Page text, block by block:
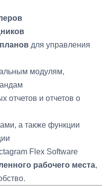
для управления
модулям,
отчетов и отчетов о
а также функции
Flex Software
рабочего места,